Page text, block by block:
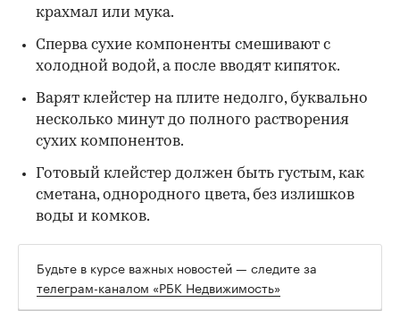
крахмал или мука.
Сперва сухие компоненты смешивают с
холодной водой, а после вводят кипяток.
Варят клейстер на плите недолго, буквально
несколько минут до полного растворения
сухих компонентов.
Готовый клейстер должен быть густым, как
сметана, однородного цвета, без излишков
воды и комков.
Будьте в курсе важных новостей — следите за
телеграм-каналом «РБК Недвижимость»